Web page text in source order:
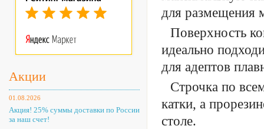
Акции
01.08.2026
Акция! 25% суммы доставки по России
за наш счет!
для размещения
Поверхность
идеально
для адептов
Строчка по
катки, а
столе.